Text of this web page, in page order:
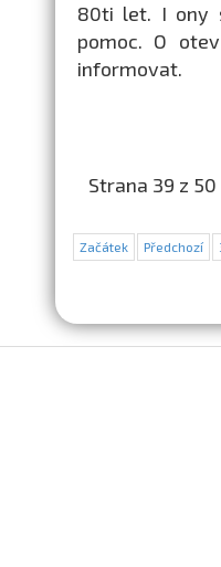
80ti let. I ony
pomoc. O
informovat.
Strana 39 z 50
Začátek Předchozí